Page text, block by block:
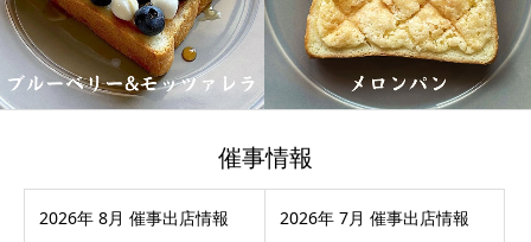
催事情報
2026年 8月 催事出店情報 2026年 7月 催事出店情報